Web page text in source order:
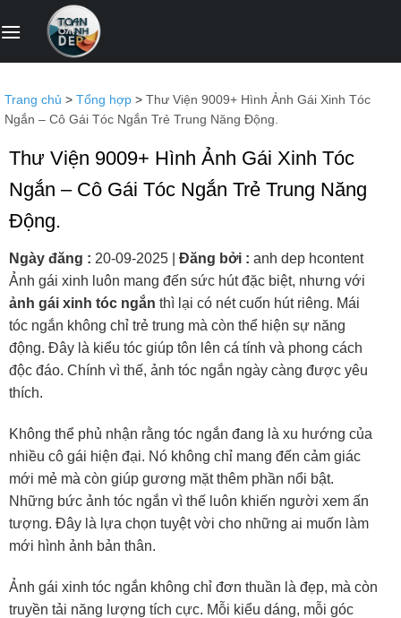
qua
Trang chủ > Tổng hợp > Thư Viện 9009+ Hình Ảnh Gái Xinh Tóc
Ngắn – Cô Gái Tóc Ngắn Trẻ Trung Năng Động.
Thư Viện 9009+ Hình Ảnh Gái Xinh Tóc
Ngắn – Cô Gái Tóc Ngắn Trẻ Trung Năng
Động.
Ngày đăng : 20-09-2025 Đăng bởi : anh dep hcontent
Ảnh gái xinh luôn mang đến sức hút đặc biệt, nhưng với
ảnh gái xinh tóc ngắn thì lại có nét cuốn hút riêng. Mái
tóc ngắn không chỉ trẻ trung mà còn thể hiện sự năng
động. Đây là kiểu tóc giúp tôn lên cá tính và phong cách
độc đáo. Chính vì thế, ảnh tóc ngắn ngày càng được yêu
thích.
Không thể phủ nhận rằng tóc ngắn đang là xu hướng của
nhiều cô gái hiện đại. Nó không chỉ mang đến cảm giác
mới mẻ mà còn giúp gương mặt thêm phần nổi bật.
Những bức ảnh tóc ngắn vì thế luôn khiến người xem ấn
tượng. Đây là lựa chọn tuyệt vời cho những ai muốn làm
mới hình ảnh bản thân.
Ảnh gái xinh tóc ngắn không chỉ đơn thuần là đẹp, mà còn
truyền tải năng lượng tích cực. Mỗi kiểu dáng, mỗi góc